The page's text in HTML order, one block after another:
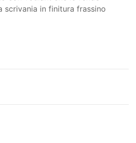
scrivania in finitura frassino